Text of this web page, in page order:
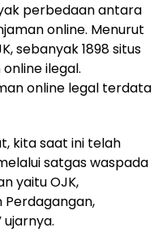
perbedaan antara
online. Menurut
sebanyak 1898 situs
ilegal.
online legal terdata
kita saat ini telah
satgas waspada
yaitu OJK,
Perdagangan,
ujarnya.